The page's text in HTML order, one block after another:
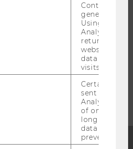
Contains a
generated
Using this
Analytics can
returning
website and
data from
visits.
Certain data
sent to
Analytics a
of once per
long as it is
data
prevented.